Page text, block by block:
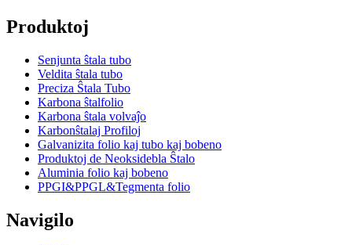
Produktoj
Senjunta ŝtala tubo
Veldita ŝtala tubo
Preciza Ŝtala Tubo
Karbona ŝtalfolio
Karbona ŝtala volvaĵo
Karbonŝtalaj Profiloj
Galvanizita folio kaj tubo kaj bobeno
Produktoj de Neoksidebla Ŝtalo
Aluminia folio kaj bobeno
PPGI&PPGL&Tegmenta folio
Navigilo